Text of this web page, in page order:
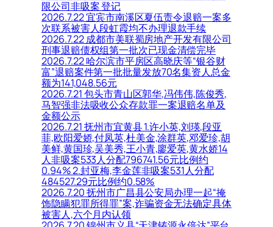
限公司非吸案 登记
2026.7.22 宜宾市南溪区夏伍责令退赔一案多
次联系被害人段虹霞均不办理退款手续
2026.7.22 成都市美联蜀房地产开发有限公司
刑事退赔债权组第一批次已现金清偿完毕
2026.7.22 哈尔滨市平房区高晓庆等“银谷财
富”退赔案件第一批批量发放70名集资人总金
额为141,048.56元
2026.7.21 包头市青山区郭华,冯伟伟,陈俊秀,
马智强非法吸收公众存款罪一案退赔名单及
金额公示
2026.7.21 抚州市宜黄县 1.许小英,刘瑛,段亚
菲,欧阳爱娇,付凤英,杜美金,涂群英,邓爱珍,胡
美鲜,黄国珍,吴美秀,王小青,廖爱英,黄水娇14
人非吸案533人分配796741.56元比例约
0.94% 2.封亚梅,李金莲非吸案531人分配
484527.29元比例约0.58%
2026.7.20 抚州市广昌县公安局办理一起“掩
饰隐瞒犯罪所得罪”案,诈骗资金无法确定具体
被害人,六个月内认领